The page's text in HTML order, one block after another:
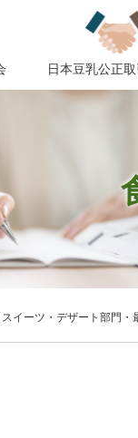
日本豆乳公正
イーツ・デザート部門